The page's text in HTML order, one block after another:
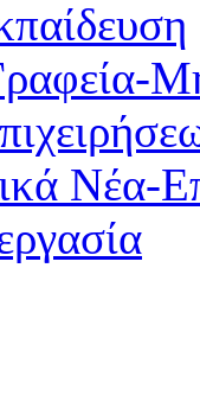
Νέα-